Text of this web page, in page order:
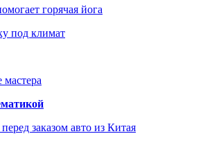
горячая йога
под климат
заказом авто из Китая